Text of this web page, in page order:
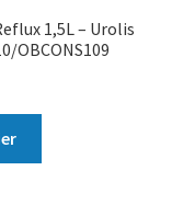
1,5L – Urolis
OBCONS109